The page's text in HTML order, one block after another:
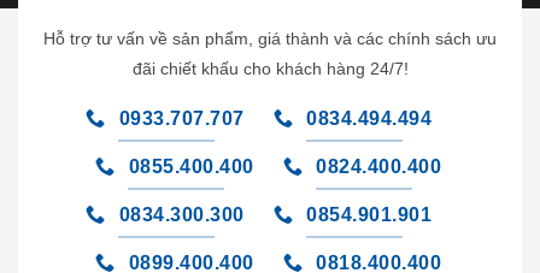
Hỗ trợ tư vấn về sản phẩm, giá thành và các chính sách ưu
đãi chiết khấu cho khách hàng 24/7!
0933.707.707 0834.494.494
0855.400.400 0824.400.400
0834.300.300 0854.901.901
0899.400.400 0818.400.400